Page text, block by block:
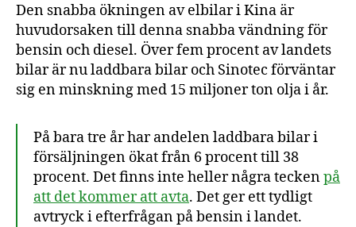
Den snabba ökningen av elbilar i Kina är
huvudorsaken till denna snabba vändning för
bensin och diesel. Över fem procent av landets
bilar är nu laddbara bilar och Sinotec förväntar
sig en minskning med 15 miljoner ton olja i år.
På bara tre år har andelen laddbara bilar i
försäljningen ökat från 6 procent till 38
procent. Det finns inte heller några teckenpå
att det kommer att avta. Det ger ett tydligt
avtryck i efterfrågan på bensin i landet.